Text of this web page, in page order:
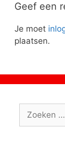
Geef een
Je moet
plaatsen.
naar: